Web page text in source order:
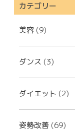
カテゴリー
美容 (9)
ダンス (3)
ダイエット (2)
姿勢改善 (69)